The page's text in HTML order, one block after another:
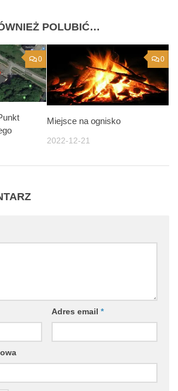
POLUBIĆ…
0 0
Miejsce na ognisko
2022-12-21
Adres email *